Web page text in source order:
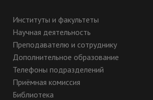
Институты и факультеты
Научная деятельность
Преподавателю и сотруднику
Дополнительное образование
Телефоны подразделений
Приёмная комиссия
Библиотека